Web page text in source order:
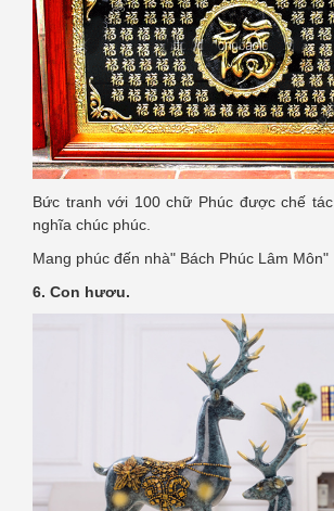
Bức tranh với 100 chữ Phúc được chế
nghĩa chúc phúc.
Mang phúc đến nhà" Bách Phúc Lâm Môn"
6. Con hươu.